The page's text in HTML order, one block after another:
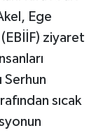
Ege
ziyaret
Serhun
sıcak